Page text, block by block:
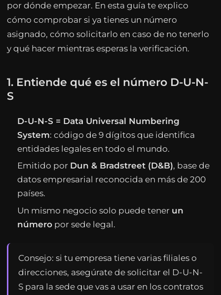
por dónde empezar. En esta guía te explico
cómo comprobar si ya tienes un número
asignado, cómo solicitarlo en caso de no tenerlo
y qué hacer mientras esperas la verificación.
1. Entiende qué es el número D-U-N-
S
D-U-N-S = Data Universal Numbering
System: código de 9 dígitos que identifica
entidades legales en todo el mundo.
Emitido por Dun & Bradstreet (D&B), base de
datos empresarial reconocida en más de 200
países.
Un mismo negocio solo puede tener un
número por sede legal.
Consejo: si tu empresa tiene varias filiales o
direcciones, asegúrate de solicitar el D-U-N-
S para la sede que vas a usar en los contratos